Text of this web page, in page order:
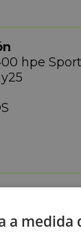
hpe Sport
a medida